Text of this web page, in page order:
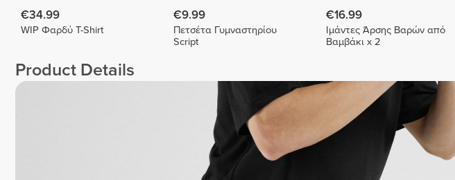
€34.99
WIP Φαρδύ T-Shirt
€9.99
Πετσέτα Γυμναστηρίου
Script
€16.99
Ιμάντες Άρσης Βαρών από
Βαμβάκι x 2
Product Details